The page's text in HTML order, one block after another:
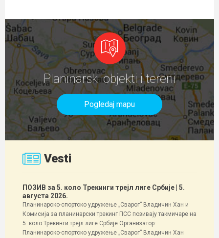
Planinarski objekti i tereni
Pogledaj mapu
Vesti
ПОЗИВ за 5. коло Трекинги трејл лиге Србије | 5.
августа 2026.
Планинарско-спортско удружење „Сварог” Владичин Хан и
Комисија за планинарски трекинг ПСС позивају такмичаре на
5. коло Трекинги трејл лиге Србије Организатор:
Планинарско-спортско удружење „Сварог” Владичин Хан